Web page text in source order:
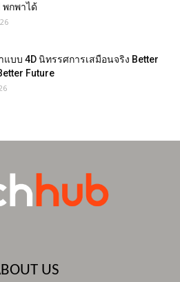
พกพาได้
แบบ 4D นิทรรศการเสมือนจริง Better
Future
US